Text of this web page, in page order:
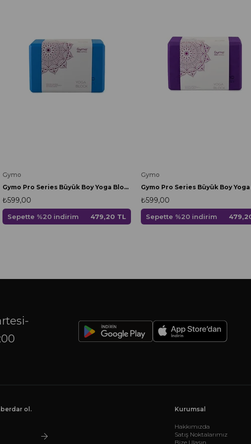
Gymo
Gymo Pro Series Büyük Boy Yoga Blok Mavi
₺599,00
Sepette %20 indirim 479,20 TL
Gymo
₺599,00
Sepette %20 indirim
ol. Kurumsal
Hakkımızda
Satış Noktalarımız
Bize Ulaşın